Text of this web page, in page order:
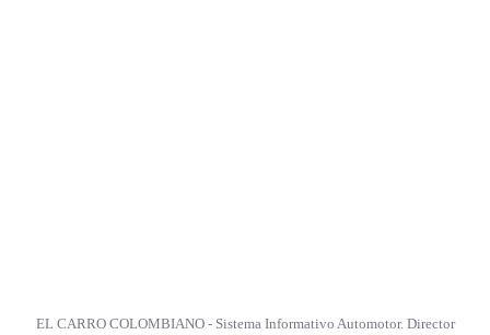
EL CARRO COLOMBIANO - Sistema Informativo Automotor. Director